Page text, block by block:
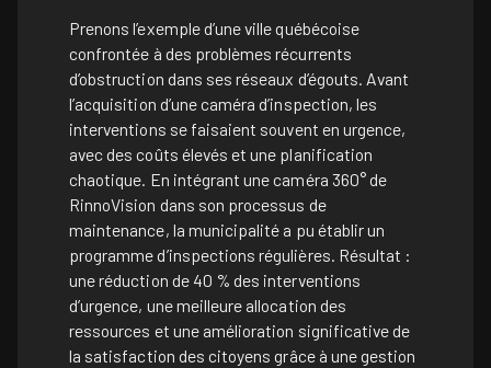
Prenons l’exemple d’une ville québécoise
confrontée à des problèmes récurrents
d’obstruction dans ses réseaux d’égouts. Avant
l’acquisition d’une caméra d’inspection, les
interventions se faisaient souvent en urgence,
avec des coûts élevés et une planification
chaotique. En intégrant une caméra 360° de
RinnoVision dans son processus de
maintenance, la municipalité a pu établir un
programme d’inspections régulières. Résultat :
une réduction de 40 % des interventions
d’urgence, une meilleure allocation des
ressources et une amélioration significative de
la satisfaction des citoyens grâce à une gestion